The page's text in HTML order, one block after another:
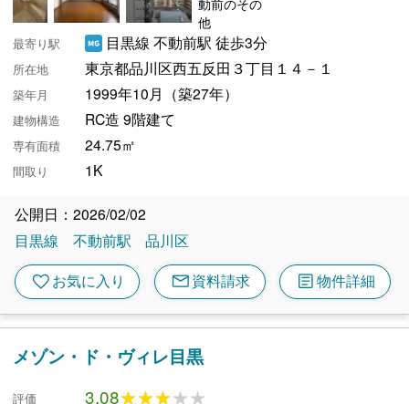
最寄り駅 目黒線 不動前駅 徒歩3分
所在地 東京都品川区西五反田３丁目１４－１
築年月 1999年10月（築27年）
建物構造 RC造 9階建て
専有面積 24.75㎡
間取り 1K
公開日：2026/02/02
目黒線
不動前駅 品川区
favoriteお気に入り mail資料請求 article物件詳細
メゾン・ド・ヴィレ目黒
評価 3.08★★★★★
★★★★★